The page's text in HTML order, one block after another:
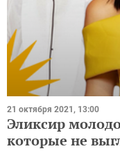
21 октября 2021, 13:00
Эликсир
которые не